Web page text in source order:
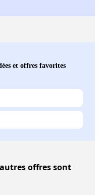
et offres favorites
offres sont